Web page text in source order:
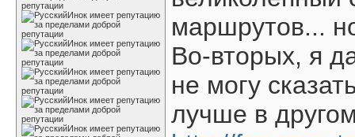
маршрутов...
Во-вторых, я
не могу
лучше в